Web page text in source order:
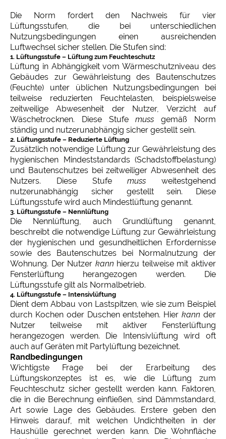
Die Norm fordert den Nachweis für vier
Lüftungsstufen, die bei unterschiedlichen
Nutzungsbedingungen einen ausreichenden
Luftwechsel sicher stellen. Die Stufen sind:
1. Lüftungsstufe – Lüftung zum Feuchteschutz
Lüftung in Abhängigkeit vom Wärmeschutzniveau des
Gebäudes zur Gewährleistung des Bautenschutzes
(Feuchte) unter üblichen Nutzungsbedingungen bei
teilweise reduzierten Feuchtelasten, beispielsweise
zeitweilige Abwesenheit der Nutzer, Verzicht auf
Wäschetrocknen. Diese Stufemuss gemäß Norm
ständig und nutzerunabhängig sicher gestellt sein.
2. Lüftungsstufe – Reduzierte Lüftung
Zusätzlich notwendige Lüftung zur Gewährleistung des
hygienischen Mindeststandards (Schadstoffbelastung)
und Bautenschutzes bei zeitweiliger Abwesenheit des
Nutzers. Diese Stufemuss weitestgehend
nutzerunabhängig sicher gestellt sein. Diese
Lüftungsstufe wird auch Mindestlüftung genannt.
3. Lüftungsstufe – Nennlüftung
Die Nennlüftung, auch Grundlüftung genannt,
beschreibt die notwendige Lüftung zur Gewährleistung
der hygienischen und gesundheitlichen Erfordernisse
sowie des Bautenschutzes bei Normalnutzung der
Wohnung. Der Nutzer kann hierzu teilweise mit aktiver
Fensterlüftung herangezogen werden. Die
Lüftungsstufe gilt als Normalbetrieb.
4. Lüftungsstufe – Intensivlüftung
Dient dem Abbau von Lastspitzen, wie sie zum Beispiel
durch Kochen oder Duschen entstehen. Hierkann der
Nutzer teilweise mit aktiver Fensterlüftung
herangezogen werden. Die Intensivlüftung wird oft
auch auf Geräten mit Partylüftung bezeichnet.
Randbedingungen
Wichtigste Frage bei der Erarbeitung des
Lüftungskonzeptes ist es, wie die Lüftung zum
Feuchteschutz sicher gestellt werden kann. Faktoren,
die in die Berechnung einfließen, sind Dämmstandard,
Art sowie Lage des Gebäudes. Erstere geben den
Hinweis darauf, mit welchen Undichtheiten in der
Haushülle gerechnet werden kann. Die Wohnfläche